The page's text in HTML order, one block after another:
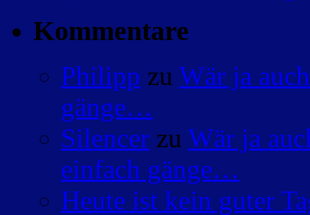
Kommentare
Philipp zu Wär ja
gänge…
Silencer zu Wär ja
einfach gänge…
Heute ist kein guter